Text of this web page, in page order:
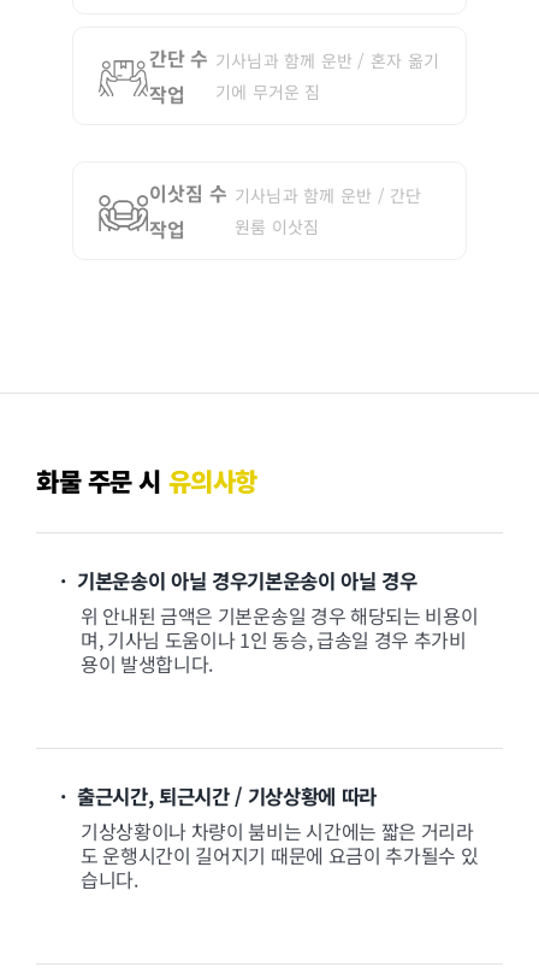
간단 수
작업
기사님과 함께 운반 / 혼자 옮기
기에 무거운 짐
이삿짐 수
작업
기사님과 함께 운반 / 간단
원룸 이삿짐
화물 주문 시 유의사항
· 기본운송이 아닐 경우기본운송이 아닐 경우
위 안내된 금액은 기본운송일 경우 해당되는 비용이
며, 기사님 도움이나 1인 동승, 급송일 경우 추가비
용이 발생합니다.
· 출근시간, 퇴근시간 / 기상상황에 따라
기상상황이나 차량이 붐비는 시간에는 짧은 거리라
도 운행시간이 길어지기 때문에 요금이 추가될수 있
습니다.